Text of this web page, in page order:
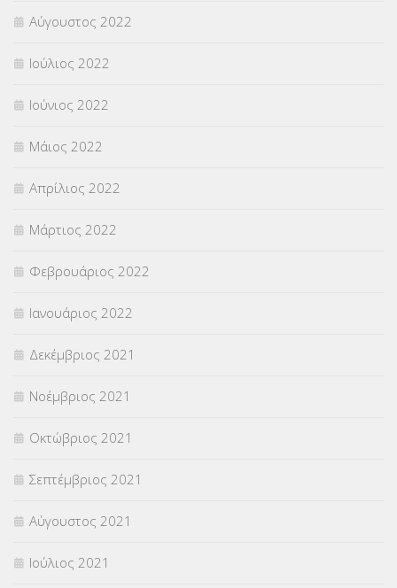
Αύγουστος 2022
Ιούλιος 2022
Ιούνιος 2022
Μάιος 2022
Απρίλιος 2022
Μάρτιος 2022
Φεβρουάριος 2022
Ιανουάριος 2022
Δεκέμβριος 2021
Νοέμβριος 2021
Οκτώβριος 2021
Σεπτέμβριος 2021
Αύγουστος 2021
Ιούλιος 2021